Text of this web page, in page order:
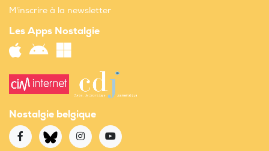
M'inscrire à la newsletter
Les Apps Nostalgie
Nostalgie belgique